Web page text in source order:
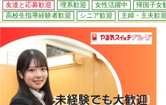
友達と応募歓迎
理系歓迎 女性活躍中 帰国子女
高校生指導経験者歓迎
シニア歓迎 主婦・主夫歓迎